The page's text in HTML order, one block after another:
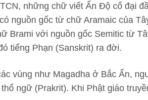
những chữ viết Ấn Độ cổ đại
nguồn gốc từ chữ Aramaic của
Brami với nguồn gốc Semitic từ
tiếng Phạn (Sanskrit) ra đời.
vùng như Magadha ở Bắc Ấn,
ngữ (Prakrit). Khi Phật giáo